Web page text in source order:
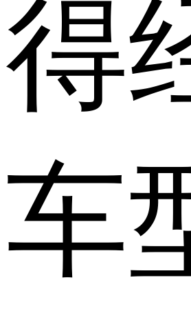
得
车